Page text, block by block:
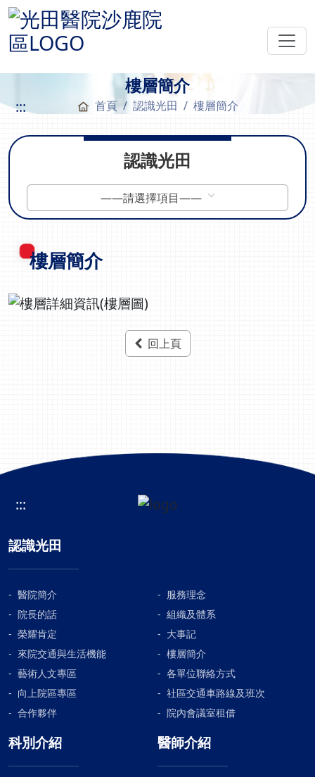
樓層簡介
::: 首頁 認識光田 樓層簡介
認識光田
——請選擇項目——
樓層簡介
回上頁
:::
認識光田
醫院簡介
服務理念
院長的話
組織及體系
榮耀肯定
大事記
來院交通與生活機能
樓層簡介
藝術人文專區
各單位聯絡方式
向上院區專區
社區交通車路線及班次
合作夥伴
院內會議室租借
科別介紹 醫師介紹